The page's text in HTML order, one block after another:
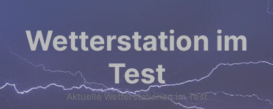
springenWetterstation im
Test
Aktuelle Wetterstationen im Test